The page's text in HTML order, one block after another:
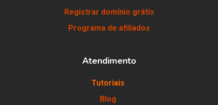
Registrar domínio grátis
Programa de afiliados
Atendimento
Tutoriais
Blog